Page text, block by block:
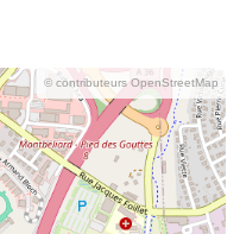
© contributeurs OpenStreetMap